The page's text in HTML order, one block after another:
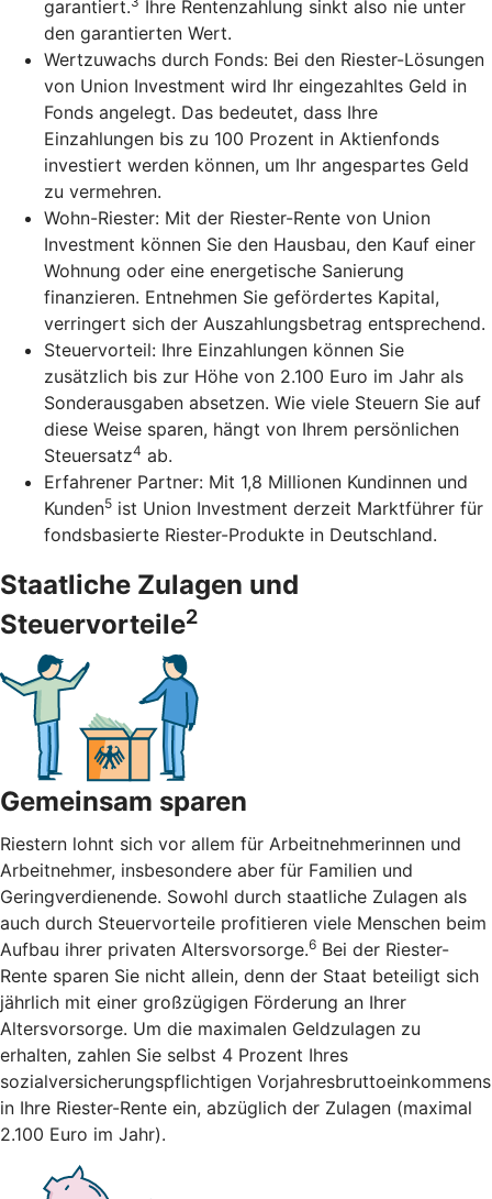
garantiert.
Ihre Rentenzahlung sinkt also nie unter
den garantierten Wert.
Wertzuwachs durch Fonds: Bei den Riester-Lösungen
von Union Investment wird Ihr eingezahltes Geld in
Fonds angelegt. Das bedeutet, dass Ihre
Einzahlungen bis zu 100 Prozent in Aktienfonds
investiert werden können, um Ihr angespartes Geld
zu vermehren.
Wohn-Riester: Mit der Riester-Rente von Union
Investment können Sie den Hausbau, den Kauf einer
Wohnung oder eine energetische Sanierung
finanzieren. Entnehmen Sie gefördertes Kapital,
verringert sich der Auszahlungsbetrag entsprechend.
Steuervorteil: Ihre Einzahlungen können Sie
zusätzlich bis zur Höhe von 2.100 Euro im Jahr als
Sonderausgaben absetzen. Wie viele Steuern Sie auf
diese Weise sparen, hängt von Ihrem persönlichen
Steuersatz4 ab.
Erfahrener Partner: Mit 1,8 Millionen Kundinnen und
Kunden5 ist Union Investment derzeit Marktführer für
fondsbasierte Riester-Produkte in Deutschland.
Staatliche Zulagen und
Steuervorteile2
Gemeinsam sparen
Riestern lohnt sich vor allem für Arbeitnehmerinnen und
Arbeitnehmer, insbesondere aber für Familien und
Geringverdienende. Sowohl durch staatliche Zulagen als
auch durch Steuervorteile profitieren viele Menschen beim
Aufbau ihrer privaten Altersvorsorge.6 Bei der Riester-
Rente sparen Sie nicht allein, denn der Staat beteiligt sich
jährlich mit einer großzügigen Förderung an Ihrer
Altersvorsorge. Um die maximalen Geldzulagen zu
erhalten, zahlen Sie selbst 4 Prozent Ihres
sozialversicherungspflichtigen Vorjahresbruttoeinkommens
in Ihre Riester-Rente ein, abzüglich der Zulagen (maximal
2.100 Euro im Jahr).